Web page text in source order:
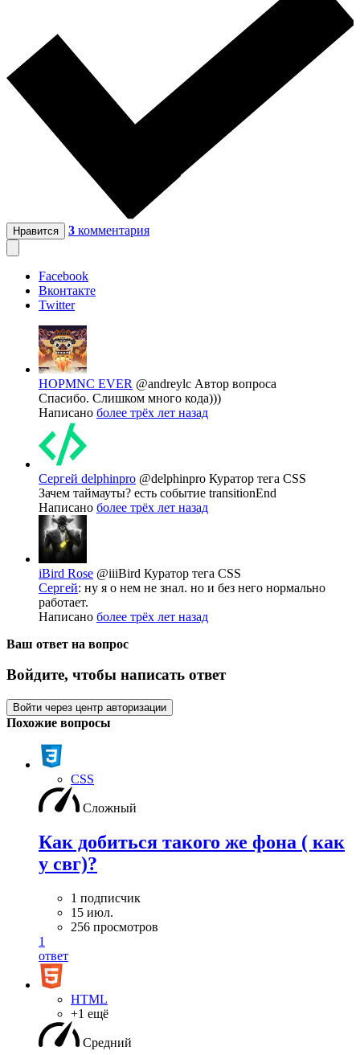
Нравится 3 комментария
Facebook
Вконтакте
Twitter
HOPMNC EVER @andreylc Автор вопроса
Спасибо. Слишком много кода)))
Написано более трёх лет назад
Сергей delphinpro @delphinpro Куратор тега CSS
Зачем таймауты? есть событие transitionEnd
Написано более трёх лет назад
iBird Rose @iiiBird Куратор тега CSS
Сергей: ну я о нем не знал. но и без него нормально
работает.
Написано более трёх лет назад
Ваш ответ на вопрос
Войдите, чтобы написать ответ
Войти через центр авторизации
Похожие вопросы
CSS
Сложный
Как добиться такого же фона ( как
у свг)?
1 подписчик
15 июл.
256 просмотров
1
ответ
HTML
+1 ещё
Средний